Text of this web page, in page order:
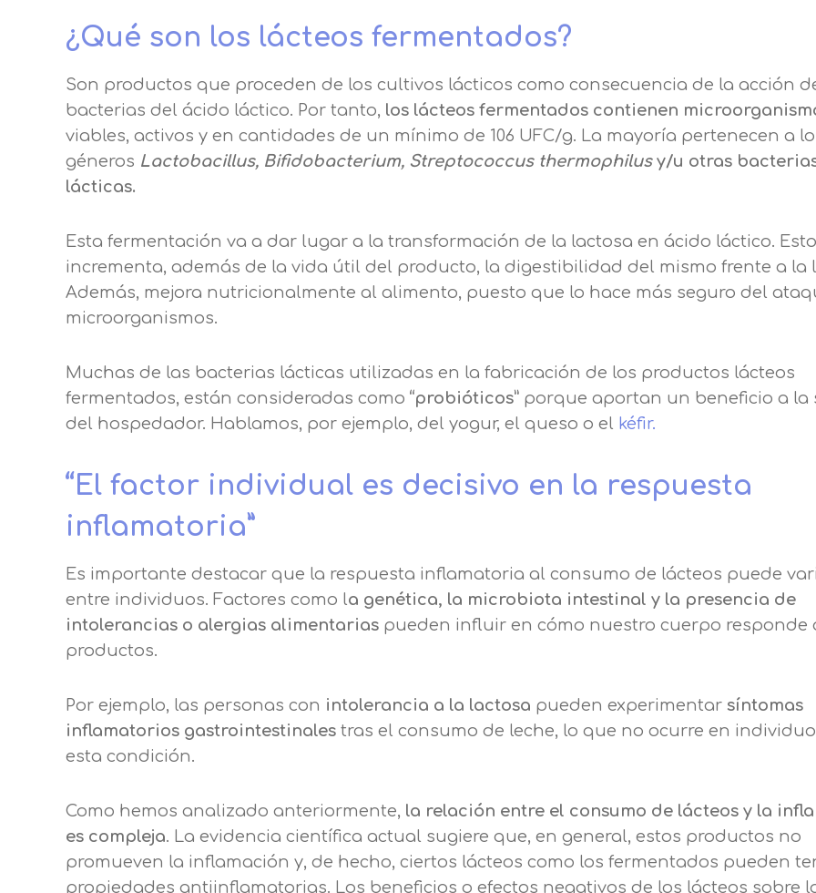
¿Qué son los lácteos fermentados?
Son productos que proceden de los cultivos lácticos como consecuencia de la acción
bacterias del ácido láctico. Por tanto, los lácteos fermentados contienen
viables, activos y en cantidades de un mínimo de 106 UFC/g. La mayoría pertenecen a
géneros Lactobacillus, Bifidobacterium, Streptococcus thermophilusy/u otras
lácticas.
Esta fermentación va a dar lugar a la transformación de la lactosa en ácido láctico. Esto
incrementa, además de la vida útil del producto, la digestibilidad del mismo frente a la
Además, mejora nutricionalmente al alimento, puesto que lo hace más seguro del
microorganismos.
Muchas de las bacterias lácticas utilizadas en la fabricación de los productos lácteos
fermentados, están consideradas como “probióticos” porque aportan un beneficio a la
del hospedador. Hablamos, por ejemplo, del yogur, el queso o el kéfir.
“El factor individual es decisivo en la respuesta
inflamatoria”
Es importante destacar que la respuesta inflamatoria al consumo de lácteos puede
entre individuos. Factores como la genética, la microbiota intestinal y la presencia de
intolerancias o alergias alimentarias pueden influir en cómo nuestro cuerpo responde
productos.
Por ejemplo, las personas con intolerancia a la lactosa pueden experimentar síntomas
inflamatorios gastrointestinales tras el consumo de leche, lo que no ocurre en
esta condición.
Como hemos analizado anteriormente, la relación entre el consumo de lácteos y la
es compleja. La evidencia científica actual sugiere que, en general, estos productos no
promueven la inflamación y, de hecho, ciertos lácteos como los fermentados pueden
propiedades antiinflamatorias. Los beneficios o efectos negativos de los lácteos sobre